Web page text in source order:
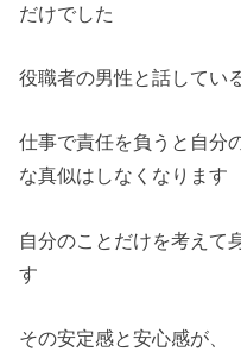
だけでした
役職者の男性と話してい
仕事で責任を負うと自分
な真似はしなくなります
自分のことだけを考えて
す
その安定感と安心感が、